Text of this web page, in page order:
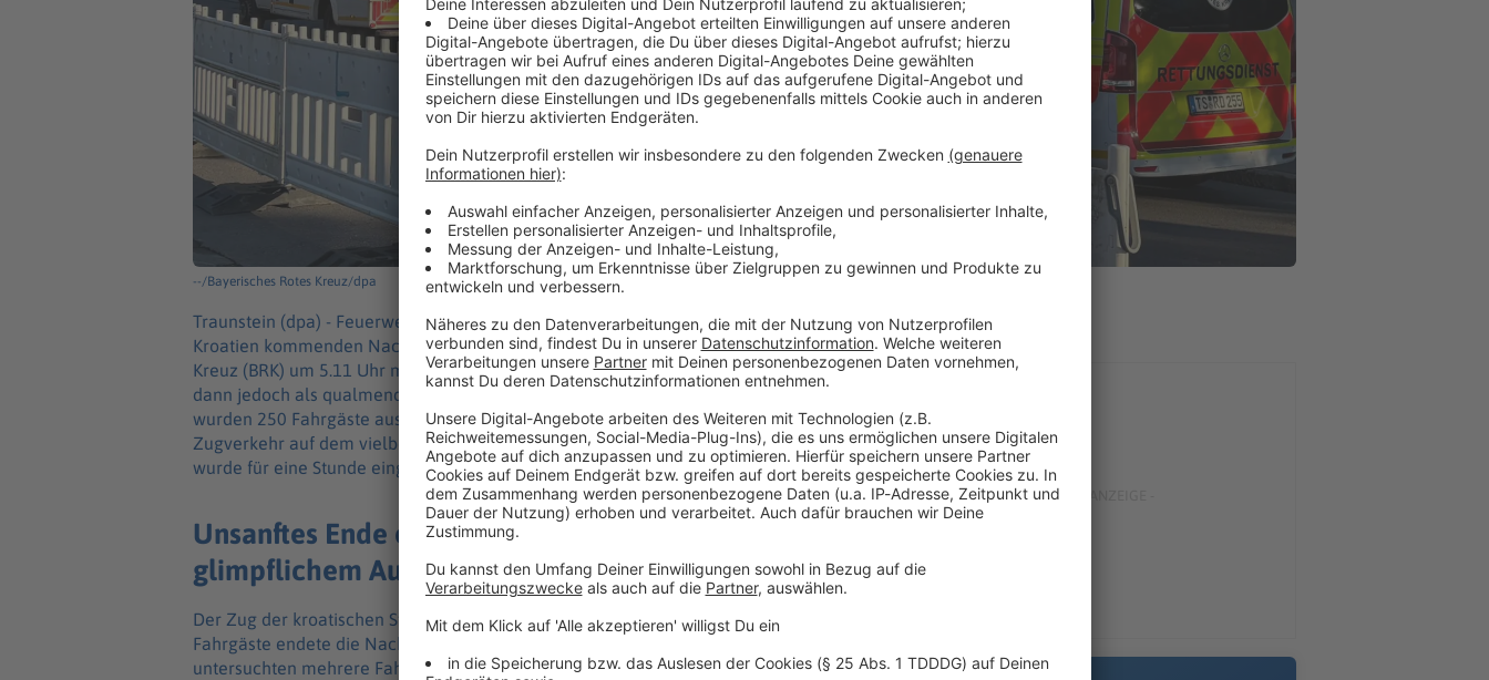
--/Bayerisches Rotes Kreuz/dpa
Traunstein (dpa) - Feuerwehr und Sanitäter haben im oberbayerischen Traunstein einen aus
Kroatien kommenden Nachtzug evakuiert. Der Großalarm ging laut Bayerischem Roten
Kreuz (BRK) um 5.11 Uhr morgens ein. Gemeldet worden war ein Brand im Zug, der sich
dann jedoch als qualmende Bremse herausstellte. Laut Kreisfeuerwehrverband Traunstein
wurden 250 Fahrgäste aus dem Zug evakuiert, das BRK sprach von 200 Menschen. Der
Zugverkehr auf dem vielbefahrenen Streckenabschnitt zwischen Salzburg und München
wurde für eine Stunde eingestellt.
Unsanftes Ende einer nächtlichen Zugfahrt mit
glimpflichem Ausgang
Der Zug der kroatischen Staatsbahn war von Zagreb nach Stuttgart unterwegs, für die
Fahrgäste endete die Nachtruhe wegen der Evakuierung dann vorzeitig. Notärzte
untersuchten mehrere Fahrgäste, die den von der überhitzten Bremse erzeugten Rauch